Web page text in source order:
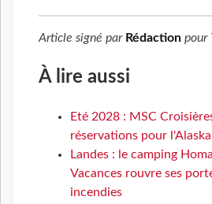
Article signé par Rédaction pour
À lire aussi
Eté 2028 : MSC
réservations pour l'Alaska
Landes : le camping
Vacances rouvre ses
incendies